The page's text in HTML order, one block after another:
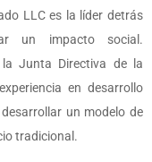
LLC es la líder detrás
un impacto social.
Junta Directiva de la
en desarrollo
un modelo de
tradicional.